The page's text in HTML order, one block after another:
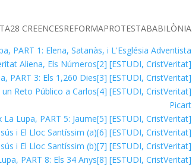
28 CREENCESREFORMAPROTESTABABILÒNIA
PART 1: Elena, Satanàs, i L'Església Adventista
[ESTUDI, CristVeritat]
[2]
Aliena, Els Números
[ESTUDI, CristVeritat]
[3]
PART 3: Els 1,260 Dies
[ESTUDI, CristVeritat]
[4]
Reto Público a Carlos
Picart
[ESTUDI, CristVeritat]
[5]
La Lupa, PART 5: Jaume
[ESTUDI, CristVeritat]
[6]
i El Lloc Santíssim (a)
[ESTUDI, CristVeritat]
[7]
i El Lloc Santíssim (b)
[ESTUDI, CristVeritat]
[8]
PART 8: Els 34 Anys